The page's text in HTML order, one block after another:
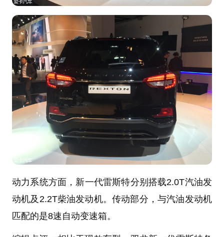
动力系统方面，新一代雷斯特分别搭载2.0T汽油发
动机及2.2T柴油发动机。传动部分，与汽油发动机
匹配的是8速自动变速箱。